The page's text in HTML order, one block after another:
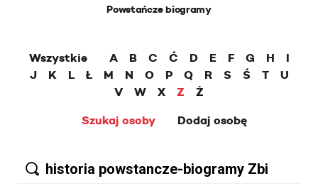
Powstańcze biogramy
Wszystkie A B C Ć D E F G H
I
J
K L Ł M N O P Q R S Ś T
U
V
W X Z
Ż
Szukaj osoby
Dodaj osobę